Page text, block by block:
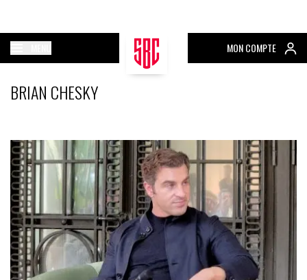
MON COMPTE
BRIAN CHESKY